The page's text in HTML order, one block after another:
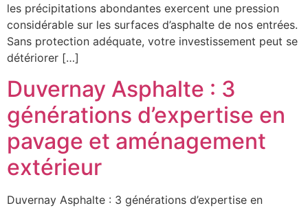
les précipitations abondantes exercent une pression
considérable sur les surfaces d’asphalte de nos entrées.
Sans protection adéquate, votre investissement peut se
détériorer […]
Duvernay Asphalte : 3
générations d’expertise en
pavage et aménagement
extérieur
Duvernay Asphalte : 3 générations d’expertise en